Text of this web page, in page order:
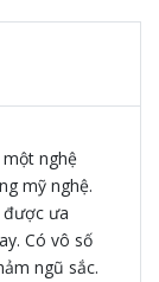
nghệ
mỹ nghệ.
được ưa
Có vô số
ngũ sắc.